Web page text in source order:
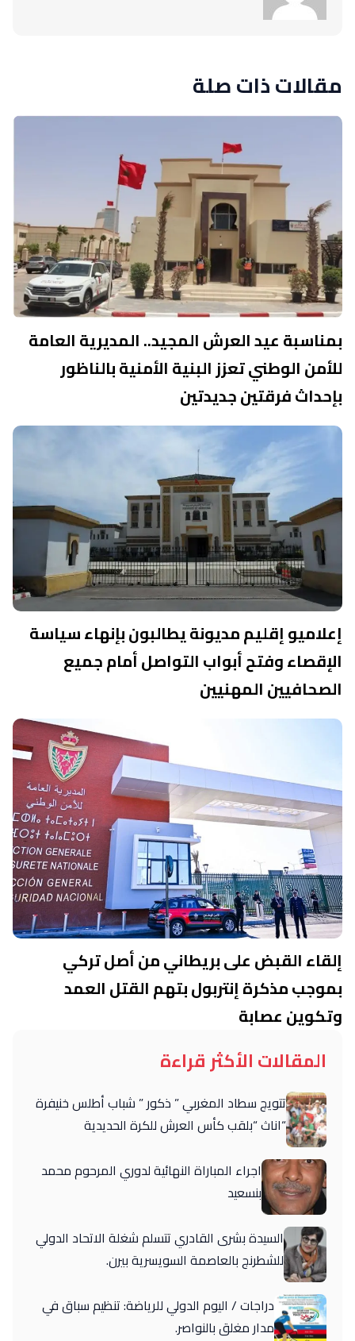
مقالات ذات صلة
بمناسبة عيد العرش المجيد.. المديرية العامة
للأمن الوطني تعزز البنية الأمنية بالناظور
بإحداث فرقتين جديدتين
إعلاميو إقليم مديونة يطالبون بإنهاء سياسة
الإقصاء وفتح أبواب التواصل أمام جميع
الصحافيين المهنيين
إلقاء القبض على بريطاني من أصل تركي
بموجب مذكرة إنتربول بتهم القتل العمد
وتكوين عصابة
المقالات الأكثر قراءة
تتويج سطاد المغربي ” ذكور ” شباب أطلس خنيفرة
“اناث “بلقب كأس العرش للكرة الحديدية
اجراء المباراة النهائية لدوري المرحوم محمد
بنسعيد
السيدة بشرى القادري تتسلم شغلة الاتحاد الدولي
للشطرنج بالعاصمة السويسرية بيرن.
دراجات / اليوم الدولي للرياضة: تنظيم سباق في
مدار مغلق بالنواصر.